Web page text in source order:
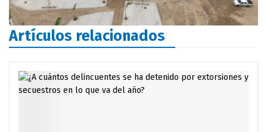
Artículos relacionados